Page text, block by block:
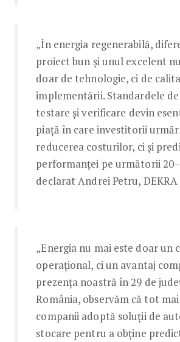
„În energia regenerabilă,
proiect bun și unul excelent
doar de tehnologie, ci de
implementării. Standardele
testare și verificare devin
piață în care investitorii
reducerea costurilor, ci și
performanței pe următorii
declarat Andrei Petru, DEKRA
„Energia nu mai este doar un
operațional, ci un avantaj
prezența noastră în 29 de
România, observăm că tot
companii adoptă soluții de
stocare pentru a obține